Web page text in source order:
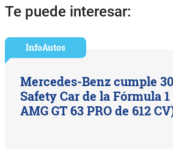
Te puede interesar:
InfoAutos
Mercedes-Benz cumple
Safety Car de la Fórmula
AMG GT 63 PRO de 612